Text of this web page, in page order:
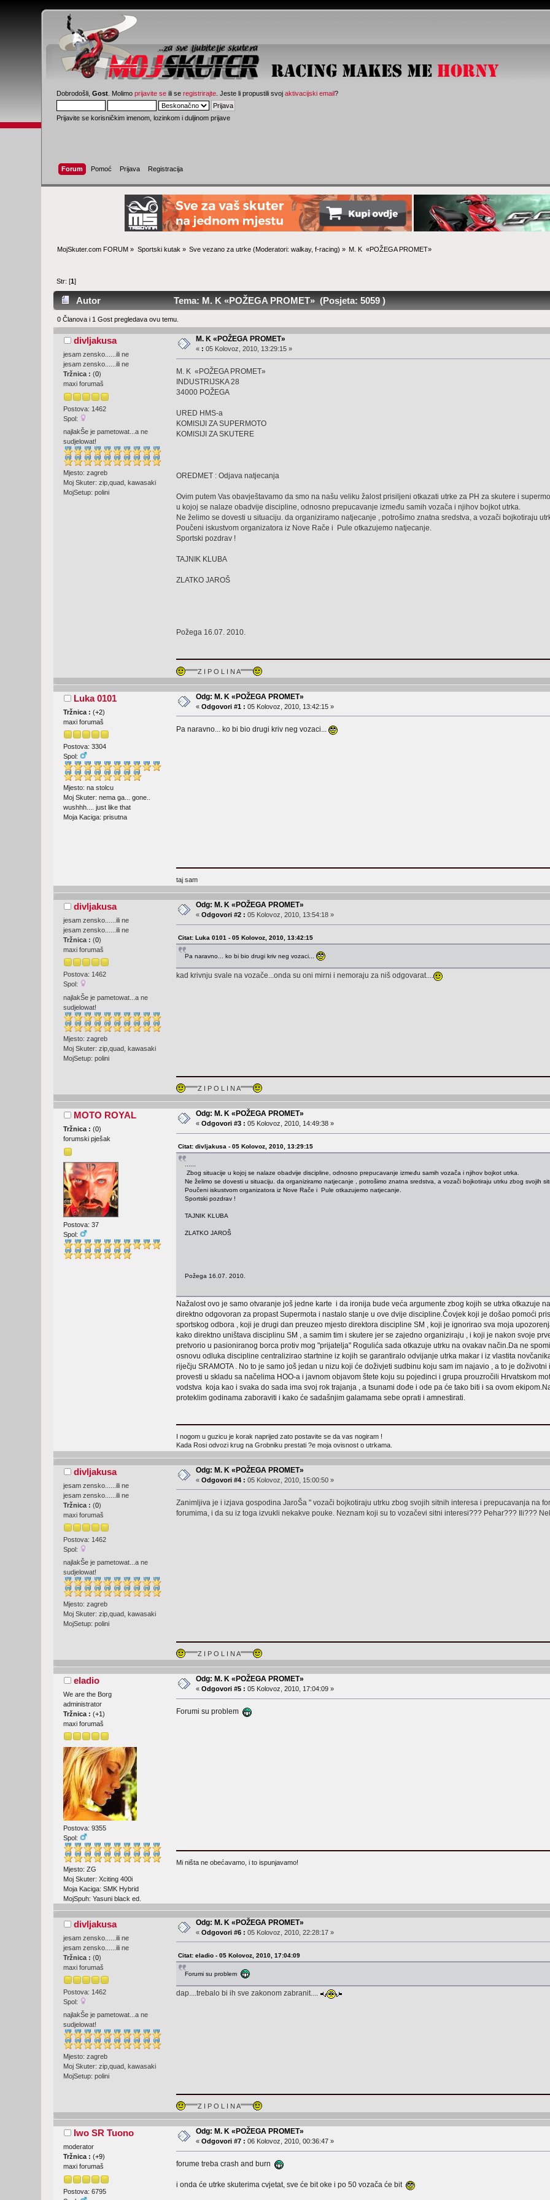
Dobrodošli,Gost . Molimoprijavite se ili seregistrirajte . Jeste li propustili svojaktivacijski email?
Prijavite se korisničkim imenom, lozinkom i duljinom prijave
Forum Pomoć Prijava Registracija
MojSkuter.com FORUM » Sportski kutak » Sve vezano za utrke (Moderatori:walkay,f-racing) » M. K  «POŽEGA PROMET»
Str: [1]
Autor Tema: M. K «POŽEGA PROMET» (Posjeta: 5059 )
0 Članova i 1 Gost pregledava ovu temu.
divljakusa
jesam zensko......ili ne
jesam zensko......ili ne
Tržnica :(0)
maxi forumaš
Postova: 1462
Spol:
najlakŠe je pametowat...a ne
sudjelowat!
Mjesto: zagreb
Moj Skuter: zip,quad, kawasaki
MojSetup: polini
M. K «POŽEGA PROMET»
« : 05 Kolovoz, 2010, 13:29:15 »
M. K «POŽEGA PROMET»
INDUSTRIJSKA 28
34000 POŽEGA
URED HMS-a
KOMISIJI ZA SUPERMOTO
KOMISIJI ZA SKUTERE
OREDMET : Odjava natjecanja
Ovim putem Vas obavještavamo da smo na našu veliku žalost prisiljeni otkazati utrke za PH za skutere i
u kojoj se nalaze obadvije discipline, odnosno prepucavanje između samih vozača i njihov bojkot utrka.
Ne želimo se dovesti u situaciju. da organiziramo natjecanje , potrošimo znatna sredstva, a vozači bojkotiraju
Poučeni iskustvom organizatora iz Nove Rače i Pule otkazujemo natjecanje.
Sportski pozdrav !
TAJNIK KLUBA
ZLATKO JAROŠ
Požega 16.07. 2010.
"""""Z I P O L I N A"""""
Luka 0101
Tržnica :(+2)
maxi forumaš
Postova: 3304
Spol:
Mjesto: na stolcu
Moj Skuter: nema ga... gone..
wushhh.... just like that
Moja Kaciga: prisutna
Odg: M. K «POŽEGA PROMET»
«Odgovori #1 : 05 Kolovoz, 2010, 13:42:15 »
Pa naravno... ko bi bio drugi kriv neg vozaci...
taj sam
divljakusa
jesam zensko......ili ne
jesam zensko......ili ne
Tržnica :(0)
maxi forumaš
Postova: 1462
Spol:
najlakŠe je pametowat...a ne
sudjelowat!
Mjesto: zagreb
Moj Skuter: zip,quad, kawasaki
MojSetup: polini
Odg: M. K «POŽEGA PROMET»
«Odgovori #2 : 05 Kolovoz, 2010, 13:54:18 »
Citat: Luka 0101 - 05 Kolovoz, 2010, 13:42:15
Pa naravno... ko bi bio drugi kriv neg vozaci...
kad krivnju svale na vozače...onda su oni mirni i nemoraju za niš odgovarat....
"""""Z I P O L I N A"""""
MOTO ROYAL
Tržnica :(0)
forumski pješak
Postova: 37
Spol:
Odg: M. K «POŽEGA PROMET»
«Odgovori #3 : 05 Kolovoz, 2010, 14:49:38 »
Citat: divljakusa - 05 Kolovoz, 2010, 13:29:15
......
Zbog situacije u kojoj se nalaze obadvije discipline, odnosno prepucavanje između samih vozača i njihov bojkot utrka.
Ne želimo se dovesti u situaciju. da organiziramo natjecanje , potrošimo znatna sredstva, a vozači bojkotiraju utrku zbog svojih
Poučeni iskustvom organizatora iz Nove Rače i Pule otkazujemo natjecanje.
Sportski pozdrav !
TAJNIK KLUBA
ZLATKO JAROŠ
Požega 16.07. 2010.
Nažalost ovo je samo otvaranje još jedne karte i da ironija bude veća argumente zbog kojih se utrka otkazuje
direktno odgovoran za propast Supermota i nastalo stanje u ove dvije discipline.Čovjek koji je došao pomoći
sportskog odbora , koji je drugi dan preuzeo mjesto direktora discipline SM , koji je ignorirao sva moja
kako direktno uništava disciplinu SM , a samim tim i skutere jer se zajedno organiziraju , i koji je nakon svoje
pretvorio u pasioniranog borca protiv mog "prijatelja" Rogulića sada otkazuje utrku na ovakav način.Da ne
osnovu odluka discipline centralizirao startnine iz kojih se garantiralo odvijanje utrka makar i iz vlastita
riječju SRAMOTA . No to je samo još jedan u nizu koji će doživjeti sudbinu koju sam im najavio , a to je
provesti u skladu sa načelima HOO-a i javnom objavom štete koju su pojedinci i grupa prouzročili Hrvatskom
vodstva koja kao i svaka do sada ima svoj rok trajanja , a tsunami dođe i ode pa će tako biti i sa ovom
proteklim godinama zaboraviti i kako će sadašnjim galamama sebe oprati i amnestirati.
I nogom u guzicu je korak naprijed zato postavite se da vas nogiram !
Kada Rosi odvozi krug na Grobniku prestati ?e moja ovisnost o utrkama.
divljakusa
jesam zensko......ili ne
jesam zensko......ili ne
Tržnica :(0)
maxi forumaš
Postova: 1462
Spol:
najlakŠe je pametowat...a ne
sudjelowat!
Mjesto: zagreb
Moj Skuter: zip,quad, kawasaki
MojSetup: polini
Odg: M. K «POŽEGA PROMET»
«Odgovori #4 : 05 Kolovoz, 2010, 15:00:50 »
Zanimljiva je i izjava gospodina JaroŠa " vozači bojkotiraju utrku zbog svojih sitnih interesa i prepucavanja na
forumima, i da su iz toga izvukli nekakve pouke. Neznam koji su to vozačevi sitni interesi??? Pehar??? Ili???
"""""Z I P O L I N A"""""
eladio
We are the Borg
administrator
Tržnica :(+1)
maxi forumaš
Postova: 9355
Spol:
Mjesto: ZG
Moj Skuter: Xciting 400i
Moja Kaciga: SMK Hybrid
MojSpuh: Yasuni black ed.
Odg: M. K «POŽEGA PROMET»
«Odgovori #5 : 05 Kolovoz, 2010, 17:04:09 »
Forumi su problem
Mi ništa ne obećavamo, i to ispunjavamo!
divljakusa
jesam zensko......ili ne
jesam zensko......ili ne
Tržnica :(0)
maxi forumaš
Postova: 1462
Spol:
najlakŠe je pametowat...a ne
sudjelowat!
Mjesto: zagreb
Moj Skuter: zip,quad, kawasaki
MojSetup: polini
Odg: M. K «POŽEGA PROMET»
«Odgovori #6 : 05 Kolovoz, 2010, 22:28:17 »
Citat: eladio - 05 Kolovoz, 2010, 17:04:09
Forumi su problem
dap....trebalo bi ih sve zakonom zabranit....
"""""Z I P O L I N A"""""
Iwo SR Tuono
moderator
Tržnica :(+9)
maxi forumaš
Postova: 6795
Odg: M. K «POŽEGA PROMET»
«Odgovori #7 : 06 Kolovoz, 2010, 00:36:47 »
forume treba crash and burn
i onda će utrke skuterima cvjetat, sve će bit oke i po 50 vozača će bit